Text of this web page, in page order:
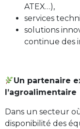
ATEX…),
services
solutions
continue des
Un partenaire
l’agroalimentaire
Dans un secteur
disponibilité des